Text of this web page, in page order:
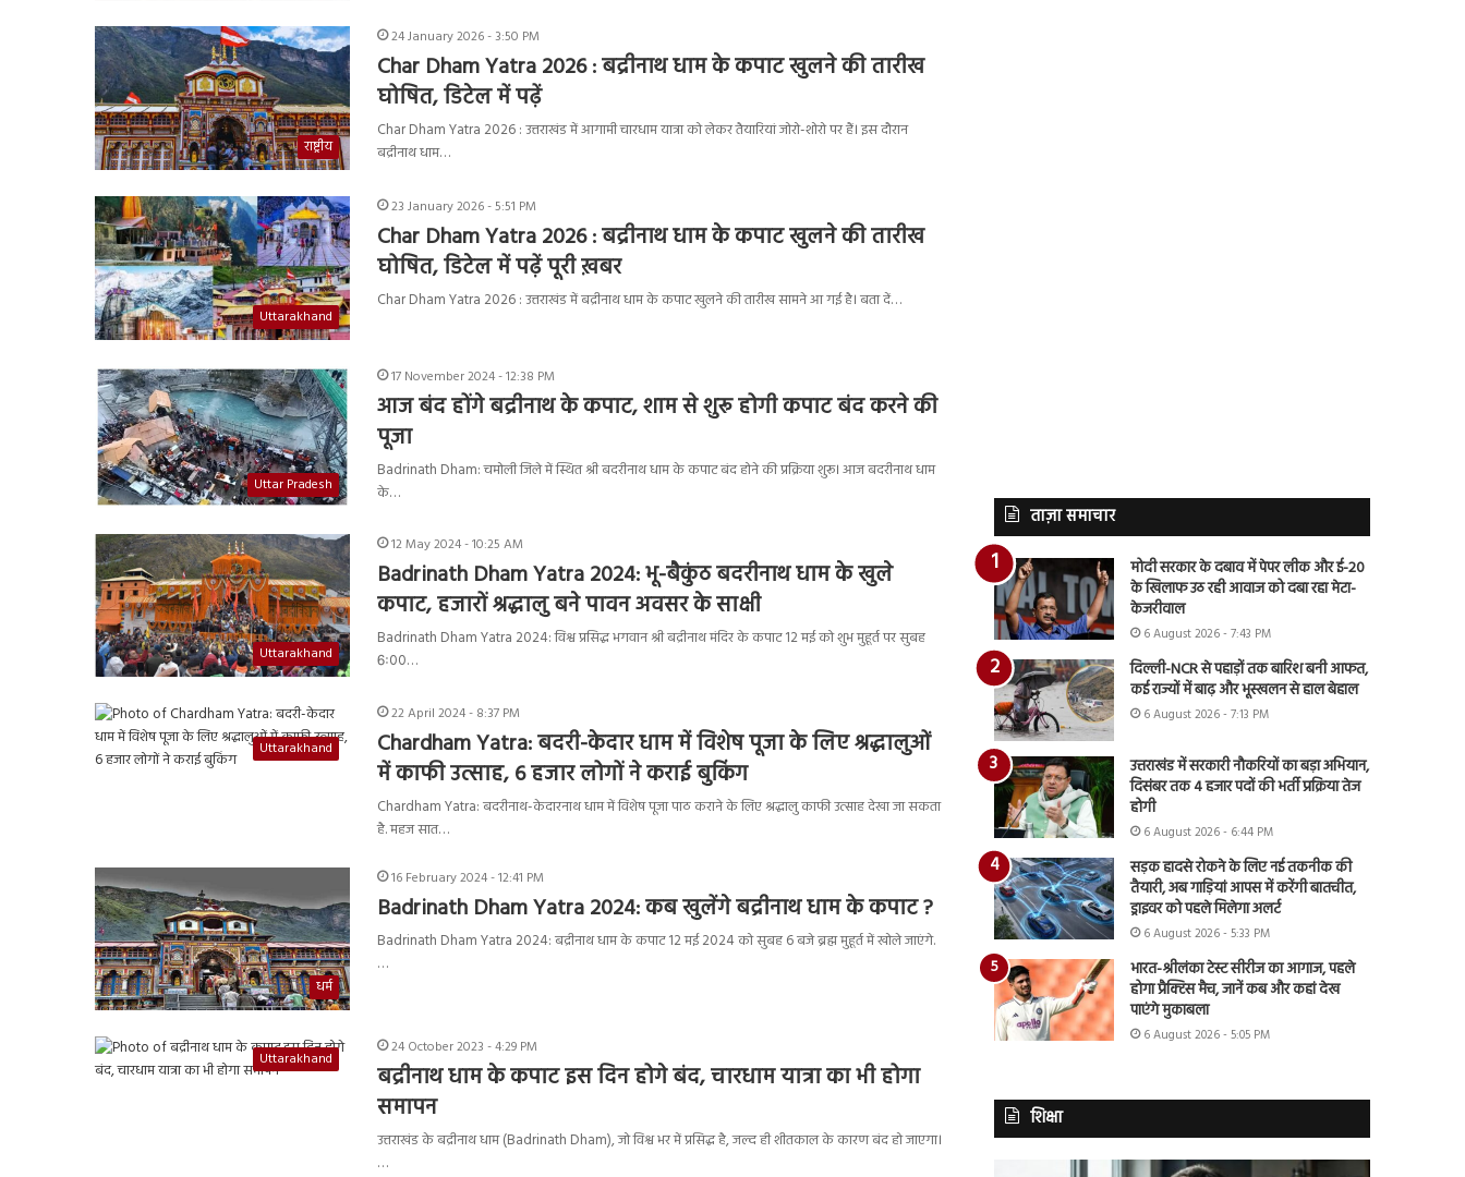
राष्ट्रीय
24 January 2026 - 3:50 PM
Char Dham Yatra 2026 : बद्रीनाथ धाम के कपाट खुलने की तारीख
घोषित, डिटेल में पढ़ें
Char Dham Yatra 2026 : उत्तराखंड में आगामी चारधाम यात्रा को लेकर तैयारियां जोरो-शोरो पर हैं। इस दौरान
बद्रीनाथ धाम…
Uttarakhand
23 January 2026 - 5:51 PM
Char Dham Yatra 2026 : बद्रीनाथ धाम के कपाट खुलने की तारीख
घोषित, डिटेल में पढ़ें पूरी ख़बर
Char Dham Yatra 2026 : उत्तराखंड में बद्रीनाथ धाम के कपाट खुलने की तारीख सामने आ गई है। बता दें…
Uttar Pradesh
17 November 2024 - 12:38 PM
आज बंद होंगे बद्रीनाथ के कपाट, शाम से शुरू होगी कपाट बंद करने की
पूजा
Badrinath Dham: चमोली जिले में स्थित श्री बदरीनाथ धाम के कपाट बंद होने की प्रक्रिया शुरू। आज बदरीनाथ धाम
के…
Uttarakhand
12 May 2024 - 10:25 AM
Badrinath Dham Yatra 2024: भू-बैकुंठ बदरीनाथ धाम के खुले
कपाट, हजारों श्रद्धालु बने पावन अवसर के साक्षी
Badrinath Dham Yatra 2024: विश्व प्रसिद्ध भगवान श्री बद्रीनाथ मंदिर के कपाट 12 मई को शुभ मुहूर्त पर सुबह
6ः00…
Uttarakhand
22 April 2024 - 8:37 PM
Chardham Yatra: बदरी-केदार धाम में विशेष पूजा के लिए श्रद्धालुओं
में काफी उत्साह, 6 हजार लोगों ने कराई बुकिंग
Chardham Yatra: बदरीनाथ-केदारनाथ धाम में विशेष पूजा पाठ कराने के लिए श्रद्धालु काफी उत्साह देखा जा सकता
है. महज सात…
धर्म
16 February 2024 - 12:41 PM
Badrinath Dham Yatra 2024: कब खुलेंगे बद्रीनाथ धाम के कपाट ?
Badrinath Dham Yatra 2024: बद्रीनाथ धाम के कपाट 12 मई 2024 को सुबह 6 बजे ब्रह्म मुहूर्त में खोले जाएंगे.
…
Uttarakhand
24 October 2023 - 4:29 PM
बद्रीनाथ धाम के कपाट इस दिन होगे बंद, चारधाम यात्रा का भी होगा
समापन
उत्तराखंड के बद्रीनाथ धाम (Badrinath Dham), जो विश्व भर में प्रसिद्ध है, जल्द ही शीतकाल के कारण बंद हो जाएगा।
…
ताज़ा समाचार
मोदी सरकार के दबाव में पेपर लीक और ई-20
के खिलाफ उठ रही आवाज को दबा रहा मेटा-
केजरीवाल
6 August 2026 - 7:43 PM
दिल्ली-NCR से पहाड़ों तक बारिश बनी आफत,
कई राज्यों में बाढ़ और भूस्खलन से हाल बेहाल
6 August 2026 - 7:13 PM
उत्तराखंड में सरकारी नौकरियों का बड़ा अभियान,
दिसंबर तक 4 हजार पदों की भर्ती प्रक्रिया तेज
होगी
6 August 2026 - 6:44 PM
सड़क हादसे रोकने के लिए नई तकनीक की
तैयारी, अब गाड़ियां आपस में करेंगी बातचीत,
ड्राइवर को पहले मिलेगा अलर्ट
6 August 2026 - 5:33 PM
भारत-श्रीलंका टेस्ट सीरीज का आगाज, पहले
होगा प्रैक्टिस मैच, जानें कब और कहां देख
पाएंगे मुकाबला
6 August 2026 - 5:05 PM
शिक्षा